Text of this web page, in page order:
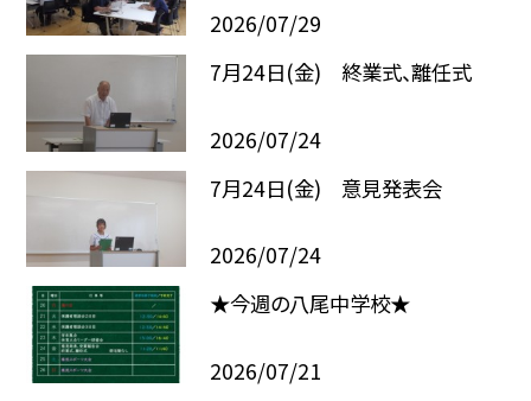
2026/07/29
7月24日(金) 終業式、離任式
2026/07/24
7月24日(金) 意見発表会
2026/07/24
★今週の八尾中学校★
2026/07/21